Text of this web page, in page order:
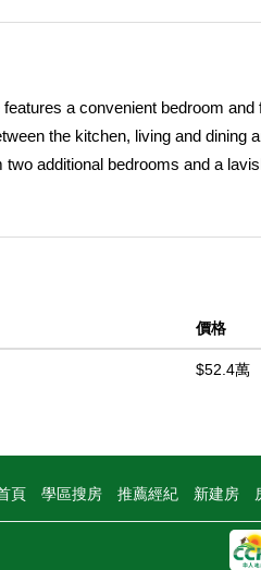
a convenient bedroom and
the kitchen, living and dining
additional bedrooms and a
Springs Golf Course.
價格
$52.4萬
頁 學區搜房 推薦經紀 新建房